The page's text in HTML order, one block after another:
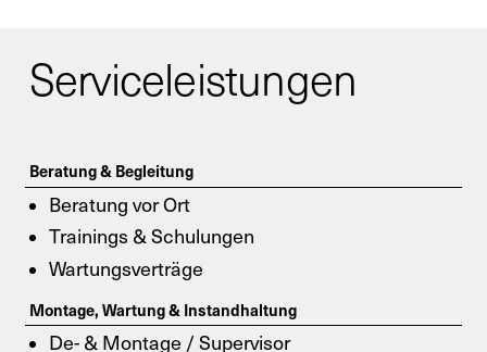
Serviceleistungen
Beratung & Begleitung
Beratung vor Ort
Trainings & Schulungen
Wartungsverträge
Montage, Wartung & Instandhaltung
De- & Montage / Supervisor